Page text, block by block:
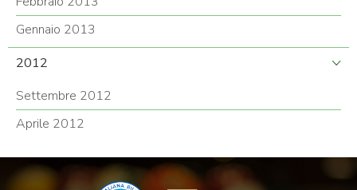
Gennaio 2013
2012
Settembre 2012
Aprile 2012